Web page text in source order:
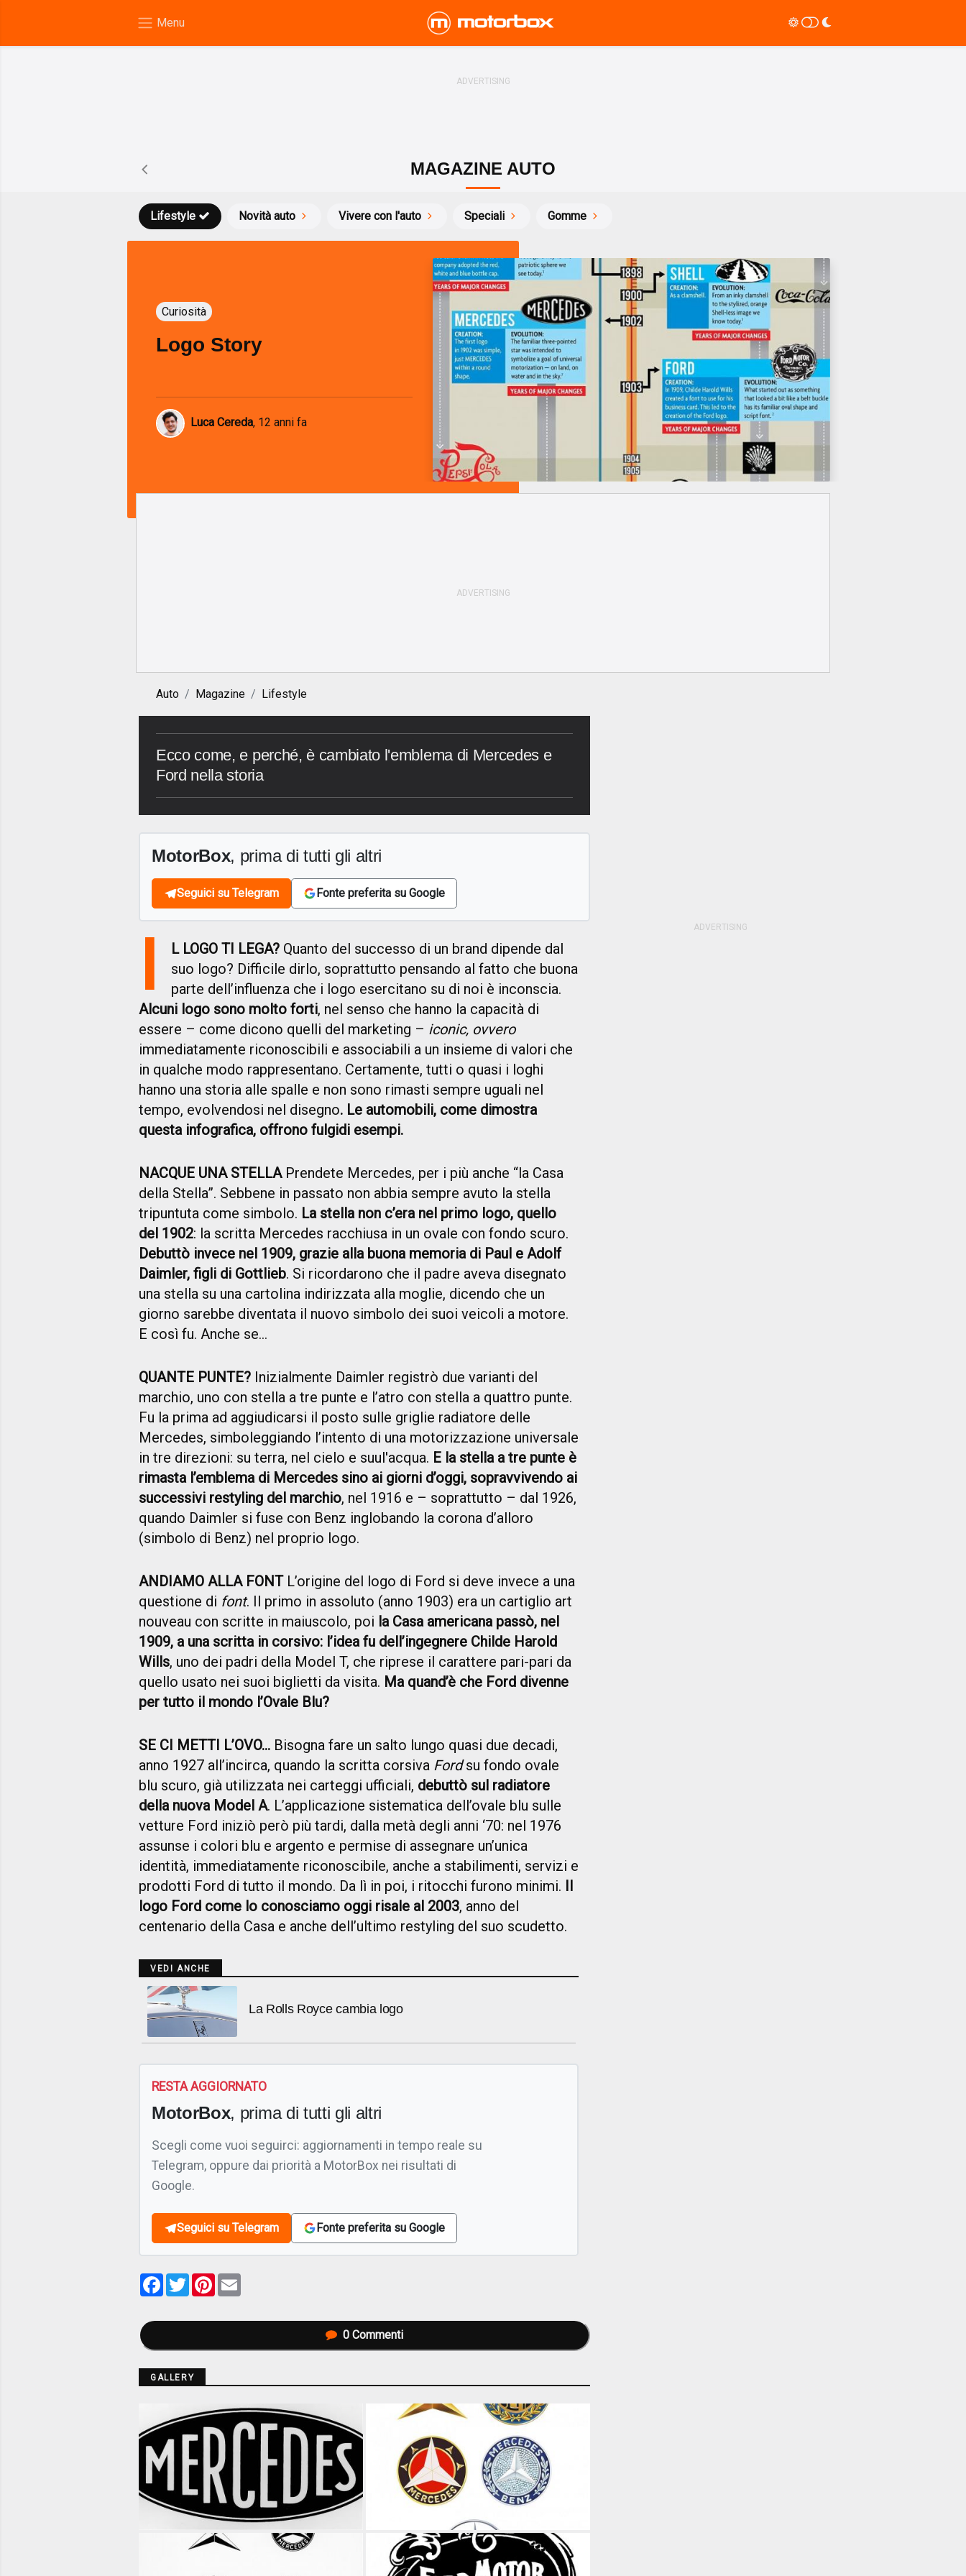
MAGAZINE AUTO
Novità auto Vivere con l'auto
Lifestyle Speciali Gomme
Curiosità
Logo Story
Luca Cereda, 12 anni fa
Auto Magazine Lifestyle
Ecco come, e perché, è cambiato l'emblema di Mercedes e
Ford nella storia
MotorBox, prima di tutti gli altri
Seguici su Telegram Fonte preferita su Google
L LOGO TI LEGA? Quanto del successo di un brand dipende dal
suo logo? Difficile dirlo, soprattutto pensando al fatto che buona
parte dell’influenza che i logo esercitano su di noi è inconscia.
Alcuni logo sono molto forti, nel senso che hanno la capacità di
essere – come dicono quelli del marketing – iconic, ovvero
immediatamente riconoscibili e associabili a un insieme di valori che
in qualche modo rappresentano. Certamente, tutti o quasi i loghi
hanno una storia alle spalle e non sono rimasti sempre uguali nel
tempo, evolvendosi nel disegno. Le automobili, come dimostra
questa infografica, offrono fulgidi esempi.
NACQUE UNA STELLAPrendete Mercedes, per i più anche “la Casa
della Stella”. Sebbene in passato non abbia sempre avuto la stella
tripuntuta come simbolo. La stella non c’era nel primo logo, quello
del 1902: la scritta Mercedes racchiusa in un ovale con fondo scuro.
Debuttò invece nel 1909, grazie alla buona memoria di Paul e Adolf
Daimler, figli di Gottlieb. Si ricordarono che il padre aveva disegnato
una stella su una cartolina indirizzata alla moglie, dicendo che un
giorno sarebbe diventata il nuovo simbolo dei suoi veicoli a motore.
E così fu. Anche se…
QUANTE PUNTE? Inizialmente Daimler registrò due varianti del
marchio, uno con stella a tre punte e l’atro con stella a quattro punte.
Fu la prima ad aggiudicarsi il posto sulle griglie radiatore delle
Mercedes, simboleggiando l’intento di una motorizzazione universale
in tre direzioni: su terra, nel cielo e suul'acqua. E la stella a tre punte è
rimasta l’emblema di Mercedes sino ai giorni d’oggi, sopravvivendo ai
successivi restyling del marchio, nel 1916 e – soprattutto – dal 1926,
quando Daimler si fuse con Benz inglobando la corona d’alloro
(simbolo di Benz) nel proprio logo.
ANDIAMO ALLA FONTL’origine del logo di Ford si deve invece a una
questione di font. Il primo in assoluto (anno 1903) era un cartiglio art
nouveau con scritte in maiuscolo, poi la Casa americana passò, nel
1909, a una scritta in corsivo: l’idea fu dell’ingegnere Childe Harold
Wills, uno dei padri della Model T, che riprese il carattere pari-pari da
quello usato nei suoi biglietti da visita. Ma quand’è che Ford divenne
per tutto il mondo l’Ovale Blu?
SE CI METTI L’OVO… Bisogna fare un salto lungo quasi due decadi,
anno 1927 all’incirca, quando la scritta corsiva Fordsu fondo ovale
blu scuro, già utilizzata nei carteggi ufficiali, debuttò sul radiatore
della nuova Model A. L’applicazione sistematica dell’ovale blu sulle
vetture Ford iniziò però più tardi, dalla metà degli anni ‘70: nel 1976
assunse i colori blu e argento e permise di assegnare un’unica
identità, immediatamente riconoscibile, anche a stabilimenti, servizi e
prodotti Ford di tutto il mondo. Da lì in poi, i ritocchi furono minimi. Il
logo Ford come lo conosciamo oggi risale al 2003, anno del
centenario della Casa e anche dell’ultimo restyling del suo scudetto.
VEDI ANCHE
La Rolls Royce cambia logo
RESTA AGGIORNATO
MotorBox, prima di tutti gli altri
Scegli come vuoi seguirci: aggiornamenti in tempo reale su
Telegram, oppure dai priorità a MotorBox nei risultati di
Google.
Seguici su Telegram Fonte preferita su Google
Facebook
TwitterPinterest
0 Commenti
GALLERY